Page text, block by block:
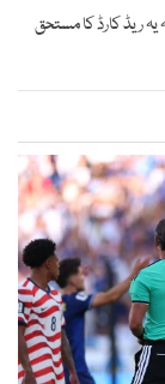
ریڈ کارڈ کا مستحق